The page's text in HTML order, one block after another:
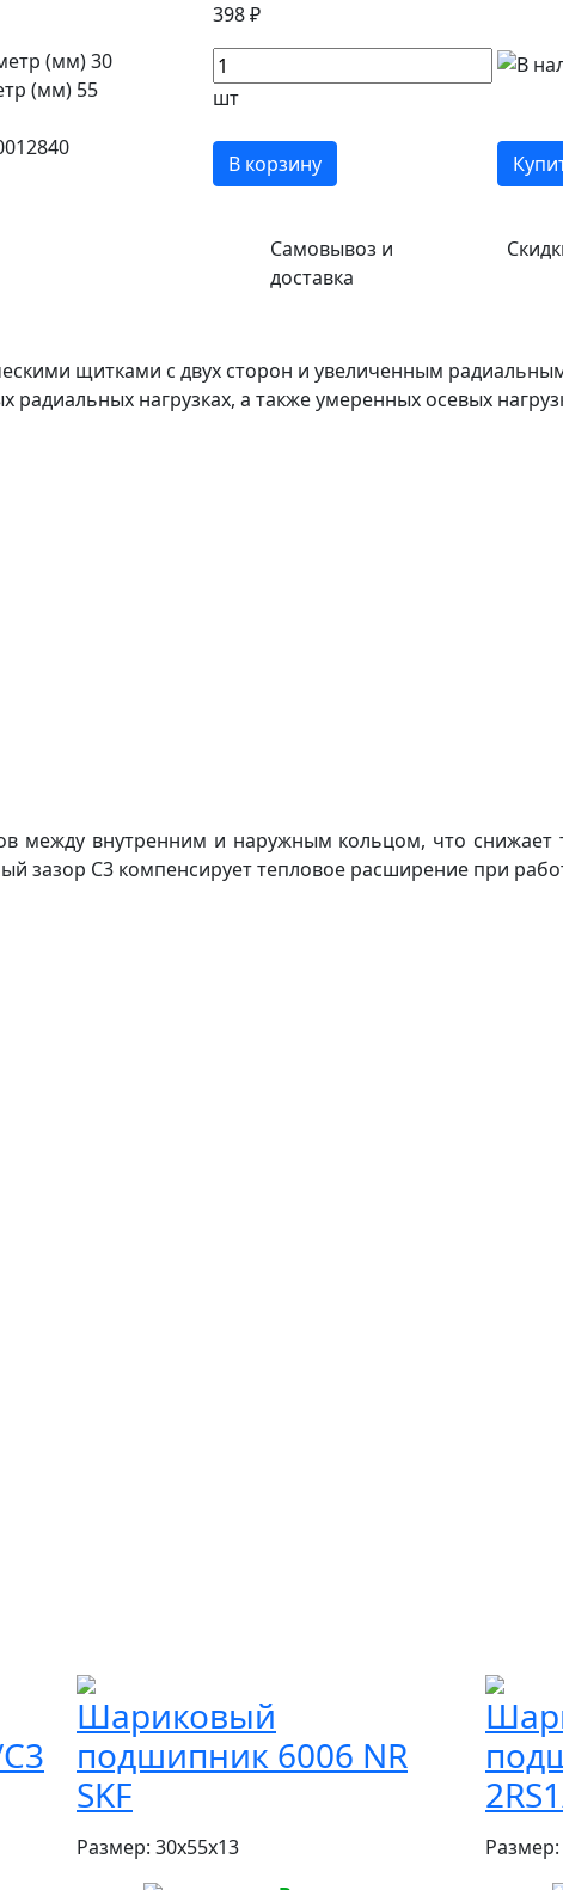
(мм)30
(мм) 55
398 ₽
шт
В корзину
Самовывоз и
доставка
щитками с двух сторон и увеличенным
нагрузках, а также умеренных осевых
между внутренним и наружным кольцом, что снижает
зазор C3 компенсирует тепловое расширение при
Шариковый
подшипник 6006 NR
SKF
Размер: 30x55x13
Размер: